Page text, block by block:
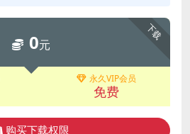
下载
0元
永久VIP会员
免费
购买下载权限